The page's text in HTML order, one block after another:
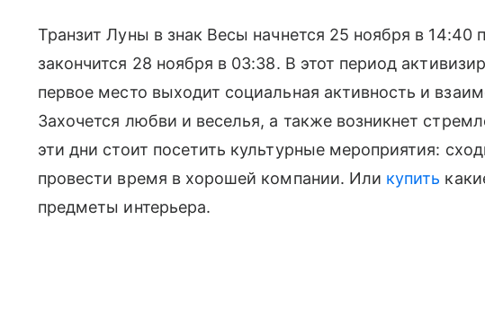
Транзит Луны в знак Весы начнется 25 ноября в
закончится 28 ноября в 03:38. В этот период
первое место выходит социальная активность и
Захочется любви и веселья, а также возникнет
эти дни стоит посетить культурные мероприятия:
провести время в хорошей компании. Или купить
предметы интерьера.